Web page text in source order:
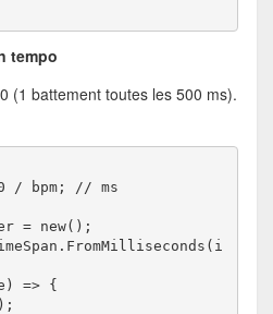
tempo
(1 battement toutes les 500 ms).
/ bpm; // ms
= new();
=> {